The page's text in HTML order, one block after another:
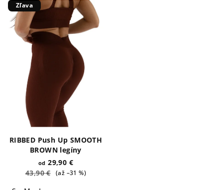
Zľava
RIBBED Push Up SMOOTH
BROWN legíny
od 29,90 €
43,90 € (až –31 %)